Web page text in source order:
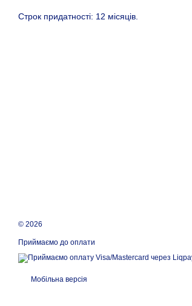
Строк придатності: 12 місяців.
© 2026
Приймаємо до оплати
Мобільна версія